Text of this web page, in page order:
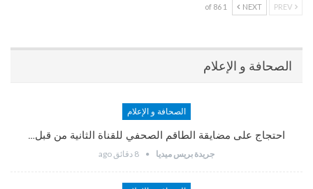
NEXT
1 of 86
الصحافة و الإعلام
الصحافة و الإعلام
احتجاج على مضايقة الطاقم الصحفي للقناة الثانية من قبل…
جريدة بريس ميديا 8 دقائق ago